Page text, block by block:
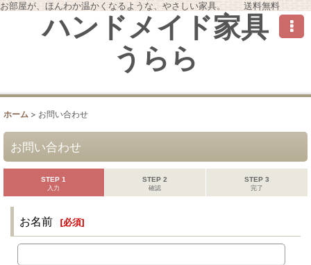
お部屋が、ほんわか温かくなるような、やさしい家具。 送料無料
ハンドメイド家具
うらら
ホーム > お問い合わせ
お問い合わせ
STEP 1
入力
STEP 2
確認
STEP 3
完了
お名前 [必須]